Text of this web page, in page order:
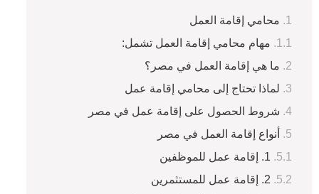
محامي إقامة العمل
مهام محامي إقامة العمل تشمل:
ما هي إقامة العمل في مصر؟
لماذا تحتاج إلى محامي إقامة عمل
شروط الحصول على إقامة عمل في مصر
أنواع إقامة العمل في مصر
1. إقامة عمل للموظفين
2. إقامة عمل للمستثمرين